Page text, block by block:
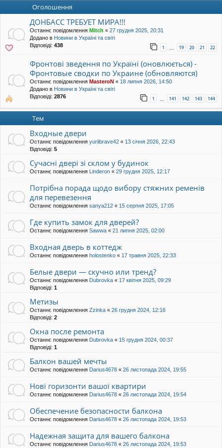
Оголошення
ДОНБАСС ТРЕБУЕТ МИРА!!!
Останнє повідомлення Mitch « 27 грудня 2025, 20:31
Додано в Новини в Україні та світі
Відповіді: 438 1 … 19 20 21 22
Фронтові зведення по Україні (оновлюється) -
Фронтовые сводки по Украине (обновляются)
Останнє повідомлення MasteroN « 18 липня 2026, 14:50
Додано в Новини в Україні та світі
Відповіді: 2876 1 … 141 142 143 144
Тем
Входные двери
Останнє повідомлення yuriibrave42 « 13 січня 2026, 22:43
Відповіді: 5
Сучасні двері зі склом у будинок
Останнє повідомлення Linderon « 29 грудня 2025, 12:17
Потрібна порада щодо вибору стяжних ременів
для перевезення
Останнє повідомлення sanya212 « 15 серпня 2025, 17:05
Где купить замок для дверей?
Останнє повідомлення Sawwa « 21 липня 2025, 02:00
Входная дверь в коттедж
Останнє повідомлення holostenko « 17 травня 2025, 22:33
Белые двери — скучно или тренд?
Останнє повідомлення Dubrovka « 17 квітня 2025, 09:29
Відповіді: 1
Метизы
Останнє повідомлення Zzinka « 26 грудня 2024, 12:16
Відповіді: 2
Окна после ремонта
Останнє повідомлення Dubrovka « 15 грудня 2024, 00:37
Відповіді: 1
Балкон вашей мечты
Останнє повідомлення Darius4678 « 26 листопада 2024, 19:55
Нові горизонти вашої квартири
Останнє повідомлення Darius4678 « 26 листопада 2024, 19:54
Обеспечение безопасности балкона
Останнє повідомлення Darius4678 « 26 листопада 2024, 19:53
Надежная защита для вашего балкона
Останнє повідомлення Darius4678 « 26 листопада 2024, 19:53